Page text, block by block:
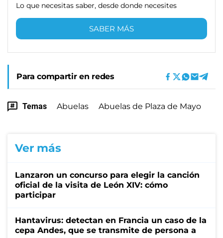
Lo que necesitas saber, desde donde necesites
SABER MÁS
Para compartir en redes
Temas Abuelas Abuelas de Plaza de Mayo
Ver más
Lanzaron un concurso para elegir la canción
oficial de la visita de León XIV: cómo
participar
Hantavirus: detectan en Francia un caso de la
cepa Andes, que se transmite de persona a